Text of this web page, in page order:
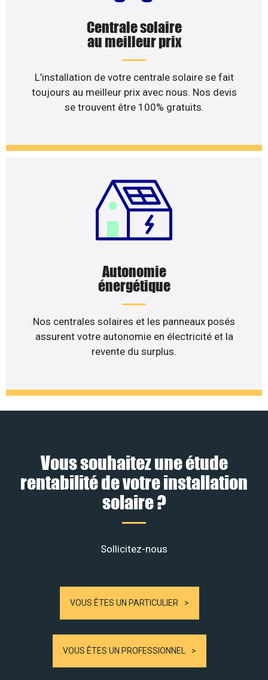
Centrale solaire
au meilleur prix
L’installation de votre centrale solaire se fait
toujours au meilleur prix avec nous. Nos devis
se trouvent être 100% gratuits.
Autonomie
énergétique
Nos centrales solaires et les panneaux posés
assurent votre autonomie en électricité et la
revente du surplus.
Vous souhaitez une étude
rentabilité de votre installation
solaire ?
Sollicitez-nous
VOUS ÊTES UN PARTICULIER
VOUS ÊTES UN PROFESSIONNEL